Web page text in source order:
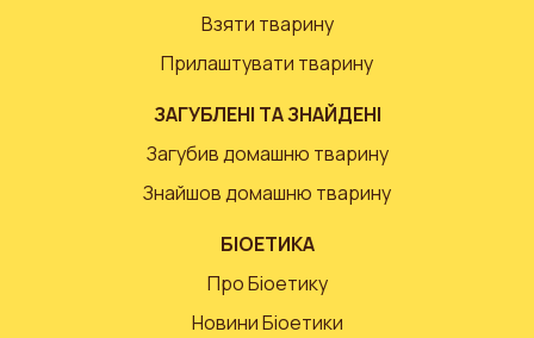
Взяти тварину
Прилаштувати тварину
ЗАГУБЛЕНІ ТА ЗНАЙДЕНІ
Загубив домашню тварину
Знайшов домашню тварину
БІОЕТИКА
Про Біоетику
Новини Біоетики